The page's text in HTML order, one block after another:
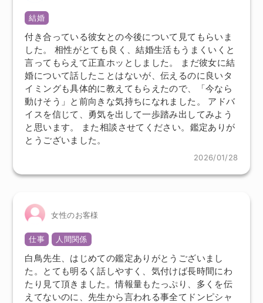
結婚
付き合っている彼女との今後について見てもらいま
した。 相性がとても良く、結婚生活もうまくいくと
言ってもらえて正直ホッとしました。 まだ彼女に結
婚について話したことはないが、伝えるのに良いタ
イミングも具体的に教えてもらえたので、「今なら
動けそう」と前向きな気持ちになれました。 アドバ
イスを信じて、勇気を出して一歩踏み出してみよう
と思います。 また相談させてください。鑑定ありが
とうございました。
2026/01/28
女性のお客様
仕事 人間関係
白鳥先生、はじめての鑑定ありがとうございまし
た。とても明るく話しやすく、気付けば長時間にわ
たり見て頂きました。情報量もたっぷり、多くを伝
えてないのに、先生から言われる事全てドンピシャ